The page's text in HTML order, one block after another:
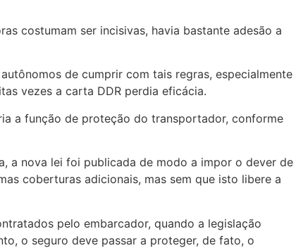
costumam ser incisivas, havia bastante adesão a
de cumprir com tais regras, especialmente
vezes a carta DDR perdia eficácia.
a função de proteção do transportador, conforme
a nova lei foi publicada de modo a impor o dever de
coberturas adicionais, mas sem que isto libere a
pelo embarcador, quando a legislação
o seguro deve passar a proteger, de fato, o